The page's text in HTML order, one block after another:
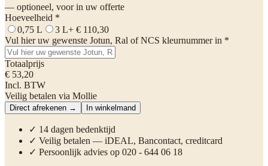
— optioneel, voor in uw offerte
Hoeveelheid *
0,75 L
3 L+ € 110,30
Vul hier uw gewenste Jotun, Ral of NCS kleurnummer in *
Totaalprijs
€ 53,20
Incl. BTW
Veilig betalen via Mollie
Direct afrekenen → In winkelmand
✓ 14 dagen bedenktijd
✓ Veilig betalen — iDEAL, Bancontact, creditcard
✓ Persoonlijk advies op 020 - 644 06 18